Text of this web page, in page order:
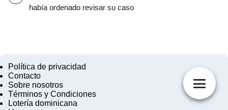
había ordenado revisar su caso
Política de privacidad
Contacto
Sobre nosotros
Términos y Condiciones
Lotería dominicana